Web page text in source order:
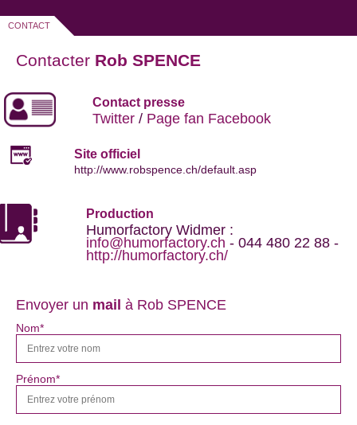
CONTACT
Contacter Rob SPENCE
Contact presse
Twitter / Page fan Facebook
Site officiel
http://www.robspence.ch/default.asp
Production
Humorfactory Widmer :
info@humorfactory.ch - 044 480 22 88 -
http://humorfactory.ch/
Envoyer un mail à Rob SPENCE
Nom*
Prénom*